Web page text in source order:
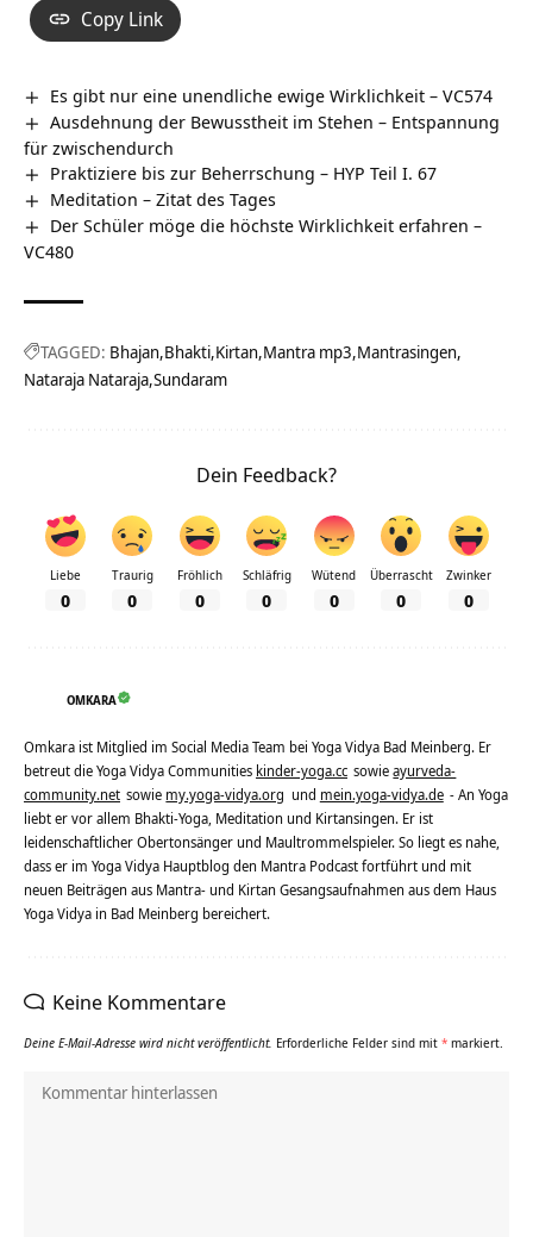
Copy Link
Es gibt nur eine unendliche ewige Wirklichkeit – VC574
Ausdehnung der Bewusstheit im Stehen – Entspannung
für zwischendurch
Praktiziere bis zur Beherrschung – HYP Teil I. 67
Meditation – Zitat des Tages
Der Schüler möge die höchste Wirklichkeit erfahren –
VC480
TAGGED: Bhajan Bhakti Kirtan Mantra mp3 Mantrasingen
Nataraja Nataraja Sundaram
Dein Feedback?
Liebe
0
Traurig
0
Fröhlich
0
Schläfrig
0
Wütend
0
Überrascht
0
Zwinker
0
OMKARA
Omkara ist Mitglied im Social Media Team bei Yoga Vidya Bad Meinberg. Er
betreut die Yoga Vidya Communities kinder-yoga.cc sowieayurveda-
community.net sowie my.yoga-vidya.org und mein.yoga-vidya.de - An Yoga
liebt er vor allem Bhakti-Yoga, Meditation und Kirtansingen. Er ist
leidenschaftlicher Obertonsänger und Maultrommelspieler. So liegt es nahe,
dass er im Yoga Vidya Hauptblog den Mantra Podcast fortführt und mit
neuen Beiträgen aus Mantra- und Kirtan Gesangsaufnahmen aus dem Haus
Yoga Vidya in Bad Meinberg bereichert.
Keine Kommentare
Deine E-Mail-Adresse wird nicht veröffentlicht. Erforderliche Felder sind mit * markiert.